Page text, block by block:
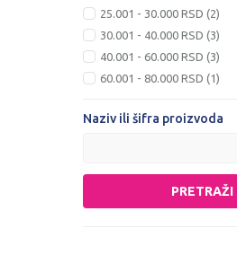
25.001 - 30.000 RSD (2)
30.001 - 40.000 RSD (3)
40.001 - 60.000 RSD (3)
60.001 - 80.000 RSD (1)
Naziv ili šifra proizvoda
PRETRAŽI